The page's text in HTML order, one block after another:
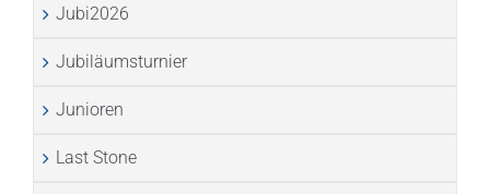
Jubi2026
Jubiläumsturnier
Junioren
Last Stone